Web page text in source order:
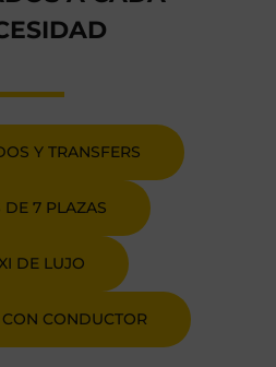
Y TRANSFERS
DE 7 PLAZAS
DE LUJO
CONDUCTOR